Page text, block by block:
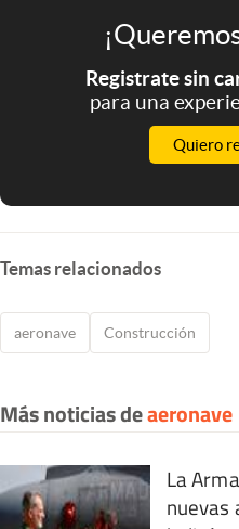
Registrate sin
para una
Quiero
Temas relacionados
aeronave Construcción
Más noticias deaeronave
La
nuevas